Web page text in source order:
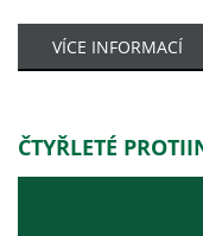
VÍCE INFORMACÍ
ČTYŘLETÉ